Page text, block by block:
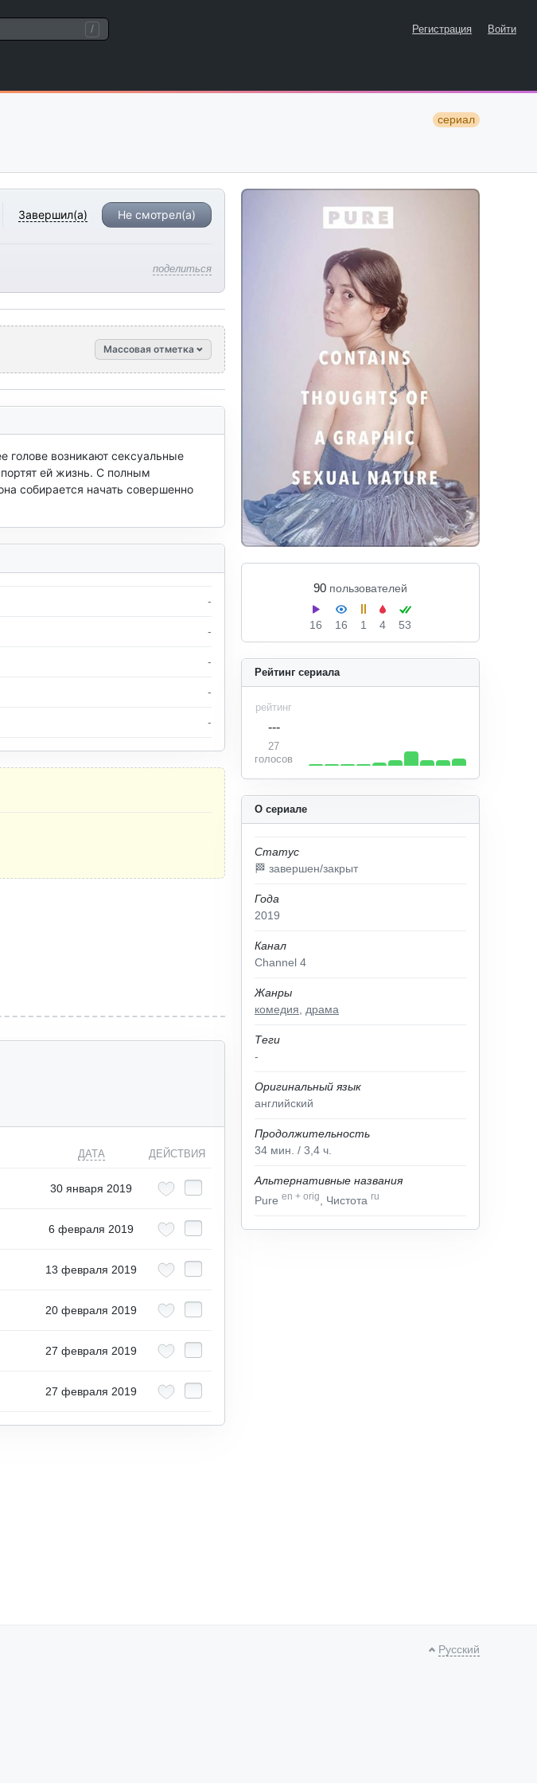
/ Регистрация Войти
сериал
Завершил(а) Не смотрел(а)
поделиться
90 пользователей
16 16 1 4 53
Массовая отметка
О сериале
Статус
🏁 завершен/закрыт
Года
2019
Канал
Channel 4
Жанры
комедия
драма
Теги
-
Оригинальный язык
английский
Продолжительность
34 мин. / 3,4 ч.
Альтернативные названия
Pure en + orig , Чистота ru
Рейтинг сериала
рейтинг
---
27
голосов
возникают сексуальные
ей жизнь. С полным
собирается начать совершенно
-
-
-
-
-
ДАТА ДЕЙСТВИЯ
30 января 2019
6 февраля 2019
13 февраля 2019
20 февраля 2019
27 февраля 2019
27 февраля 2019
Русский